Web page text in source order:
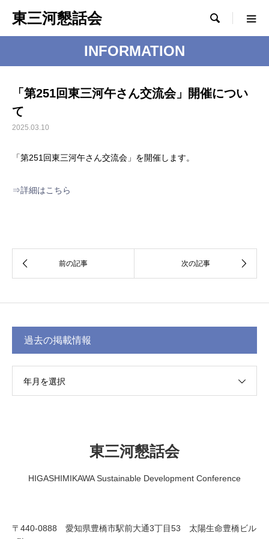
東三河懇話会 
INFORMATION
「第251回東三河午さん交流会」開催につい
て
2025.03.10
「第251回東三河午さん交流会」を開催します。
⇒詳細はこちら
過去の掲載情報
年月を選択
東三河懇話会
HIGASHIMIKAWA Sustainable Development Conference
〒440-0888 愛知県豊橋市駅前大通3丁目53 太陽生命豊橋ビル